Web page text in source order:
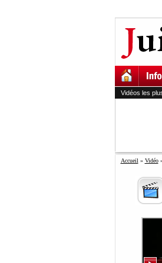
Vidéos les
Accueil » Vidéo